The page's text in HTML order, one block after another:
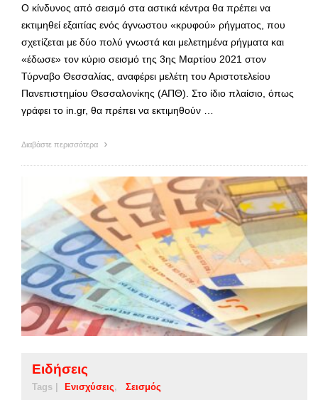
Ο κίνδυνος από σεισμό στα αστικά κέντρα θα πρέπει να
εκτιμηθεί εξαιτίας ενός άγνωστου «κρυφού» ρήγματος, που
σχετίζεται με δύο πολύ γνωστά και μελετημένα ρήγματα και
«έδωσε» τον κύριο σεισμό της 3ης Μαρτίου 2021 στον
Τύρναβο Θεσσαλίας, αναφέρει μελέτη του Αριστοτελείου
Πανεπιστημίου Θεσσαλονίκης (ΑΠΘ). Στο ίδιο πλαίσιο, όπως
γράφει το in.gr, θα πρέπει να εκτιμηθούν …
Διαβάστε περισσότερα
Ειδήσεις
Tags | Ενισχύσεις Σεισμός